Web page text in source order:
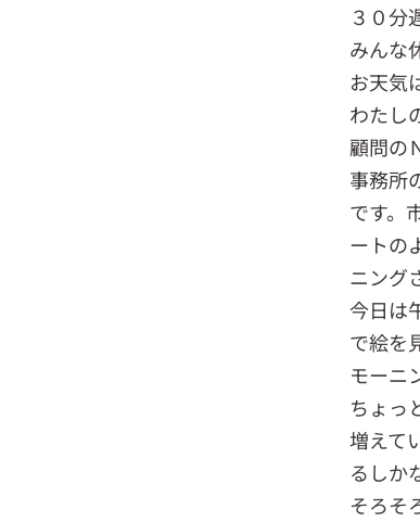
３０分
みんな
お天気
わたし
顧問の
事務所
です。
ートの
ニング
今日は
で絵を
モーニ
ちょっ
増えて
るしか
そろそ